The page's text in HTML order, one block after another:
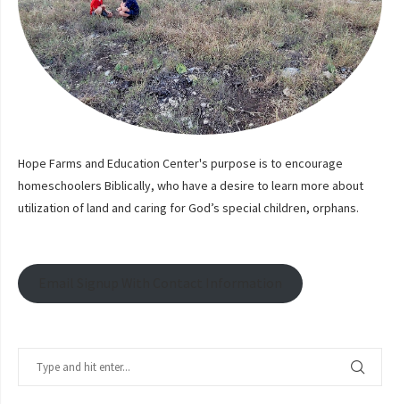
Hope Farms and Education Center's purpose is to encourage
homeschoolers Biblically, who have a desire to learn more about
utilization of land and caring for God’s special children, orphans.